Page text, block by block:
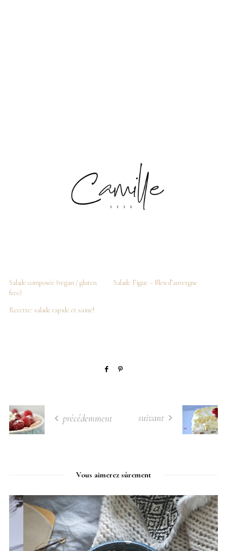
Salade composée (vegan / gluten
free)
Salade Figue – Bleu d’auvergne
Recette: salade rapide et saine!
précédemment suivant
Vous aimerez sûrement